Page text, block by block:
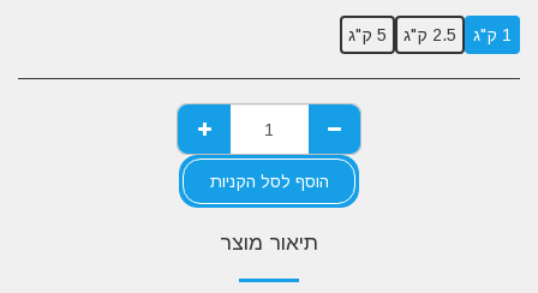
1 ק"ג 2.5 ק"ג 5 ק"ג
הוסף לסל הקניות
תיאור מוצר